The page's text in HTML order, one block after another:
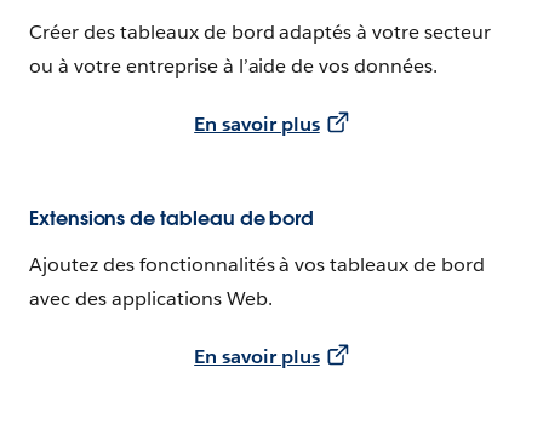
Créer des tableaux de bord adaptés à votre secteur
ou à votre entreprise à l’aide de vos données.
En savoir plus
Extensions de tableau de bord
Ajoutez des fonctionnalités à vos tableaux de bord
avec des applications Web.
En savoir plus